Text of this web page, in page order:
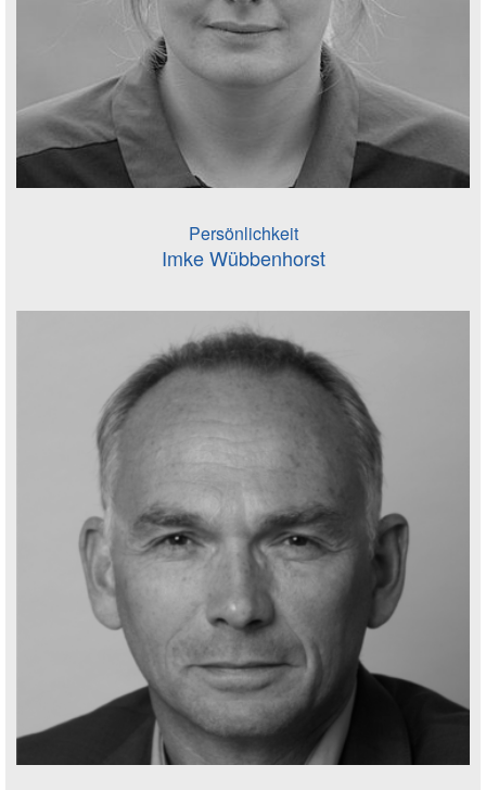
Persönlichkeit
Imke Wübbenhorst